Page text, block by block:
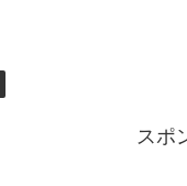
スポ